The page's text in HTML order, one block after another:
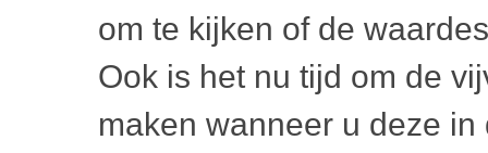
om te kijken of de
Ook is het nu tijd om de
maken wanneer u deze